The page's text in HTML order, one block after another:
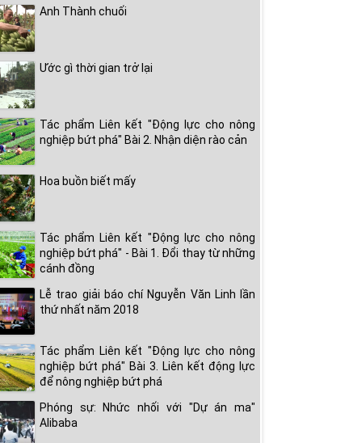
Anh Thành chuối
Ước gì thời gian trở lại
Tác phẩm Liên kết "Động lực cho nông
nghiệp bứt phá" Bài 2. Nhận diện rào cản
Hoa buồn biết mấy
Tác phẩm Liên kết "Động lực cho nông
nghiệp bứt phá" - Bài 1. Đổi thay từ những
cánh đồng
Lễ trao giải báo chí Nguyễn Văn Linh lần
thứ nhất năm 2018
Tác phẩm Liên kết "Động lực cho nông
nghiệp bứt phá" Bài 3. Liên kết động lực
để nông nghiệp bứt phá
Phóng sự: Nhức nhối với "Dự án ma"
Alibaba